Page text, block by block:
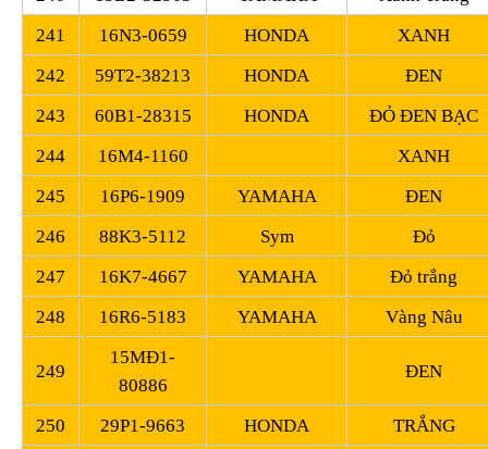
241
16N3-0659 HONDA
XANH
242
59T2-38213 HONDA
ĐEN
243
60B1-28315 HONDA
ĐỎ ĐEN BẠC
244
16M4-1160
XANH
245
16P6-1909 YAMAHA
ĐEN
246
88K3-5112 Sym
Đỏ
247
16K7-4667 YAMAHA
Đỏ trắng
248
16R6-5183 YAMAHA Vàng Nâu
249
15MĐ1-
80886
ĐEN
250 29P1-9663 HONDA
TRẮNG